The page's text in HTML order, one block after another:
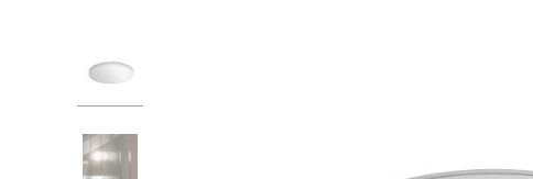
Caractéristiques